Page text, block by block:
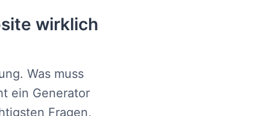
wirklich
Was muss
ein Generator
Fragen,